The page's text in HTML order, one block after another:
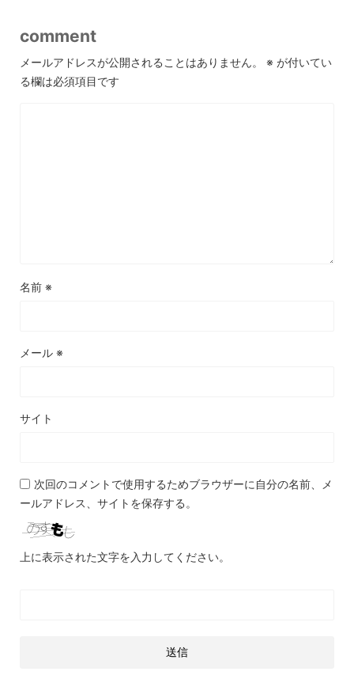
comment
メールアドレスが公開されることはありません。 ※ が付いてい
る欄は必須項目です
名前 ※
メール ※
サイト
次回のコメントで使用するためブラウザーに自分の名前、メ
ールアドレス、サイトを保存する。
上に表示された文字を入力してください。